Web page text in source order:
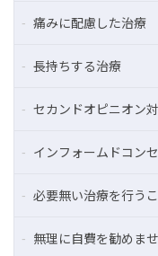
痛みに配慮した治療
長持ちする治療
セカンドオピニオン
インフォームドコン
必要無い治療を行う
無理に自費を勧めま